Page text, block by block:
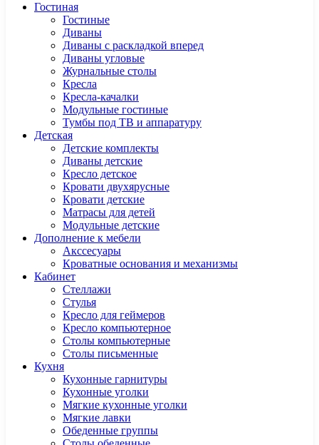
Гостиная
Гостиные
Диваны
Диваны с раскладкой вперед
Диваны угловые
Журнальные столы
Кресла
Кресла-качалки
Модульные гостиные
Тумбы под ТВ и аппаратуру
Детская
Детские комплекты
Диваны детские
Кресло детское
Кровати двухярусные
Кровати детские
Матрасы для детей
Модульные детские
Дополнение к мебели
Акссесуары
Кроватные основания и механизмы
Кабинет
Cтеллажи
Cтулья
Кресло для геймеров
Кресло компьютерное
Столы компьютерные
Столы письменные
Кухня
Кухонные гарнитуры
Кухонные уголки
Мягкие кухонные уголки
Мягкие лавки
Обеденные группы